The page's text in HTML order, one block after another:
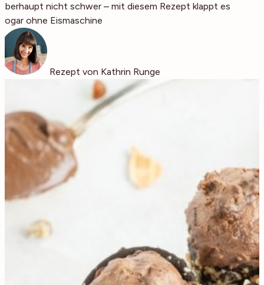
überhaupt nicht schwer – mit diesem Rezept klappt es
sogar ohne Eismaschine
Rezept von Kathrin Runge